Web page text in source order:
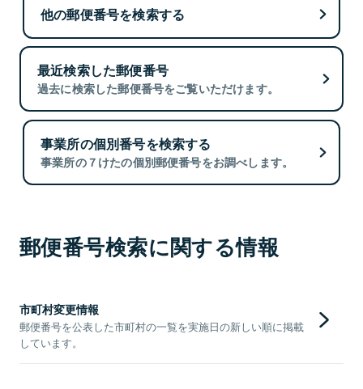
他の郵便番号を検索する
最近検索した郵便番号
過去に検索した郵便番号をご覧いただけます。
事業所の個別番号を検索する
事業所の７けたの個別郵便番号をお調べします。
郵便番号検索に関する情報
市町村変更情報
郵便番号を公表した市町村の一覧を実施日の新しい順に掲載
しています。